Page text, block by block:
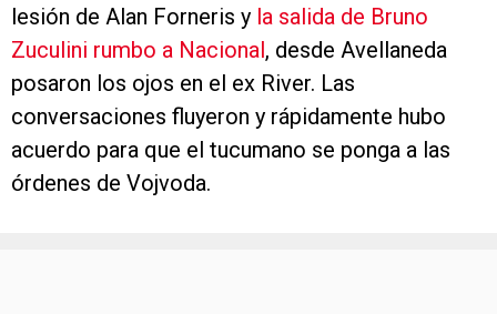
lesión de Alan Forneris y la salida de Bruno
Zuculini rumbo a Nacional , desde Avellaneda
posaron los ojos en el ex River. Las
conversaciones fluyeron y rápidamente hubo
acuerdo para que el tucumano se ponga a las
órdenes de Vojvoda.